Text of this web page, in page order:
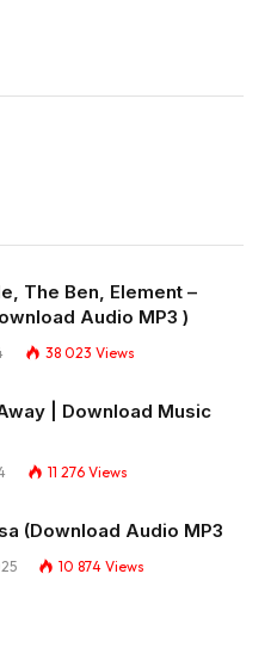
The Ben, Element –
Audio MP3 )
38 023 Views
| Download Music
11 276 Views
(Download Audio MP3
10 874 Views